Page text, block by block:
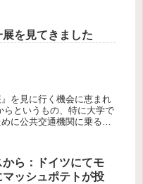
を見てきました
を見に行く機会に恵まれ
に公共交通機関に乗るこ
から：ドイツにてモ
マッシュポテトが投